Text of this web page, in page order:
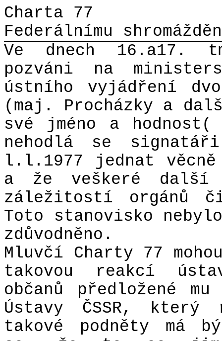
Charta 77
Federálnímu
Ve dnech 16.a17.
pozváni na
ústního vyjádření
(maj. Procházky a
své jméno a hodnost(
nehodlá se
l.l.1977 jednat věcně
a že veškeré
záležitostí orgánů
Toto stanovisko
zdůvodněno.
Mluvčí Charty 77
takovou reakcí
občanů předložené
Ústavy ČSSR,
takové podněty má